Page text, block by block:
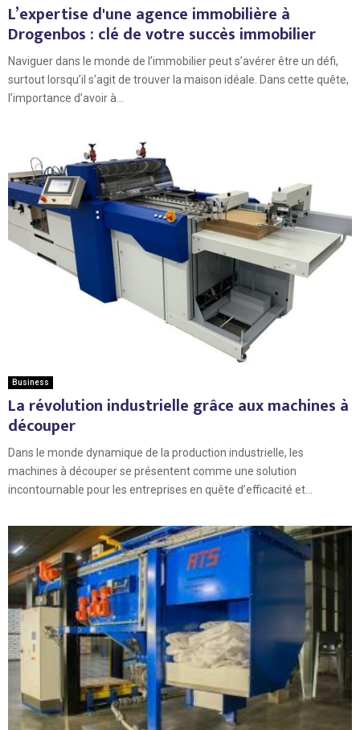
L’expertise d'une agence immobilière à
Drogenbos : clé de votre succès immobilier
Naviguer dans le monde de l’immobilier peut s’avérer être un défi,
surtout lorsqu’il s’agit de trouver la maison idéale. Dans cette quête,
l’importance d’avoir à...
Business
La révolution industrielle grâce aux machines à
découper
Dans le monde dynamique de la production industrielle, les
machines à découper se présentent comme une solution
incontournable pour les entreprises en quête d’efficacité et...